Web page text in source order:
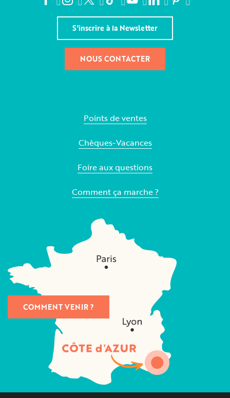
S'inscrire à la Newsletter
NOUS CONTACTER
Points de ventes
Chèques-Vacances
Foire aux questions
Comment ça marche ?
COMMENT VENIR ?